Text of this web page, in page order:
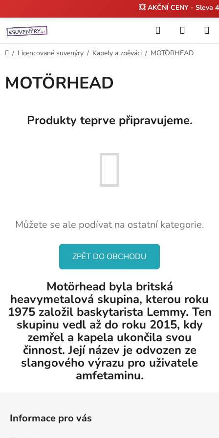
na
obsah
💥 AKČNÍ CENY - Sleva
Hledat
KOŠÍK
Domů
/ Licencované suvenýry / Kapely a zpěváci / MOTÖRHEAD
MOTÖRHEAD
Produkty teprve připravujeme.
Můžete se ale podívat na ostatní kategorie.
ZPĚT DO OBCHODU
Motörhead byla britská
heavymetalová skupina, kterou roku
1975 založil baskytarista Lemmy. Ten
skupinu vedl až do roku 2015, kdy
zemřel a kapela ukončila svou
činnost. Její název je odvozen ze
slangového výrazu pro uživatele
amfetaminu.
Informace pro vás